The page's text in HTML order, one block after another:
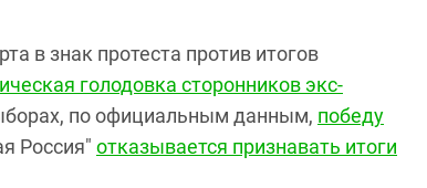
в знак протеста против итогов
голодовка сторонников экс-
по официальным данным, победу
Россия" отказывается признавать итоги